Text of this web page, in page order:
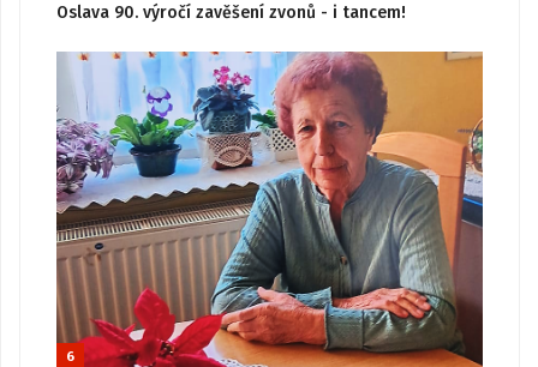
Oslava 90. výročí zavěšení zvonů - i tancem!
6